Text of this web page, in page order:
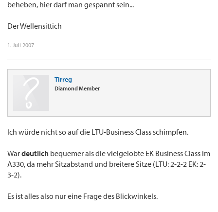
beheben, hier darf man gespannt sein...
Der Wellensittich
1. Juli 2007
Tirreg
Diamond Member
Ich würde nicht so auf die LTU-Business Class schimpfen.
Wardeutlich bequemer als die vielgelobte EK Business Class im
A330, da mehr Sitzabstand und breitere Sitze (LTU: 2-2-2 EK: 2-
3-2).
Es ist alles also nur eine Frage des Blickwinkels.